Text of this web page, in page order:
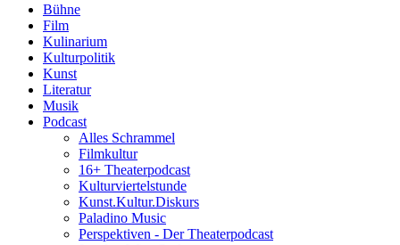
Bühne
Film
Kulinarium
Kulturpolitik
Kunst
Literatur
Musik
Podcast
Alles Schrammel
Filmkultur
16+ Theaterpodcast
Kulturviertelstunde
Kunst.Kultur.Diskurs
Paladino Music
Perspektiven - Der Theaterpodcast